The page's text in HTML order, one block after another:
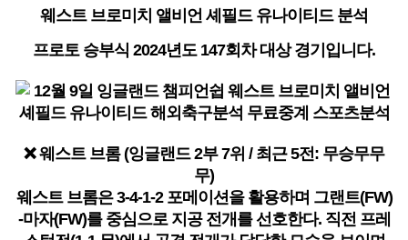
웨스트 브로미치 앨비언 셰필드 유나이티드 분석
프로토 승부식 2024년도 147회차 대상 경기입니다.
❌ 웨스트 브롬 (잉글랜드 2부 7위 / 최근 5전: 무승무무
무)
웨스트 브롬은 3-4-1-2 포메이션을 활용하며 그랜트(FW)
-마자(FW)를 중심으로 지공 전개를 선호한다. 직전 프레